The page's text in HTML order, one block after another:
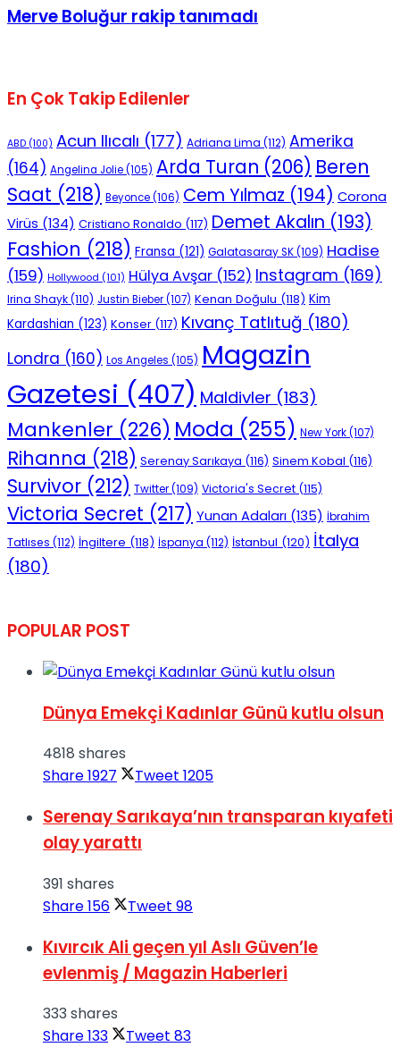
Merve Boluğur rakip tanımadı
En Çok Takip Edilenler
ABD (100) Acun Ilıcalı (177) Adriana Lima (112) Amerika
(164) Angelina Jolie(105) Arda Turan (206) Beren
Saat (218) Beyonce(106) Cem Yılmaz (194) Corona
Virüs (134) Cristiano Ronaldo (117) Demet Akalın (193)
Fashion (218) Fransa (121) Galatasaray SK(109) Hadise
(159) Hollywood (101) Hülya Avşar (152) Instagram (169)
Irina Shayk(110) Justin Bieber(107) Kenan Doğulu (118) Kim
Kardashian (123) Konser (117) Kıvanç Tatlıtuğ (180)
Londra (160) Los Angeles (105) Magazin
Gazetesi (407) Maldivler (183)
Mankenler (226) Moda (255) New York(107)
Rihanna (218) Serenay Sarıkaya (116) Sinem Kobal (116)
Survivor (212) Twitter(109) Victoria's Secret (115)
Victoria Secret (217) Yunan Adaları (135) İbrahim
Tatlıses (112) İngiltere (118) İspanya (112) İstanbul (120) İtalya
(180)
POPULAR POST
Dünya Emekçi Kadınlar Günü kutlu olsun
4818 shares
Share1927 Tweet 1205
Serenay Sarıkaya’nın transparan kıyafeti
olay yarattı
391 shares
Share156 Tweet 98
Kıvırcık Ali geçen yıl Aslı Güven’le
evlenmiş / Magazin Haberleri
333 shares
Share133 Tweet 83